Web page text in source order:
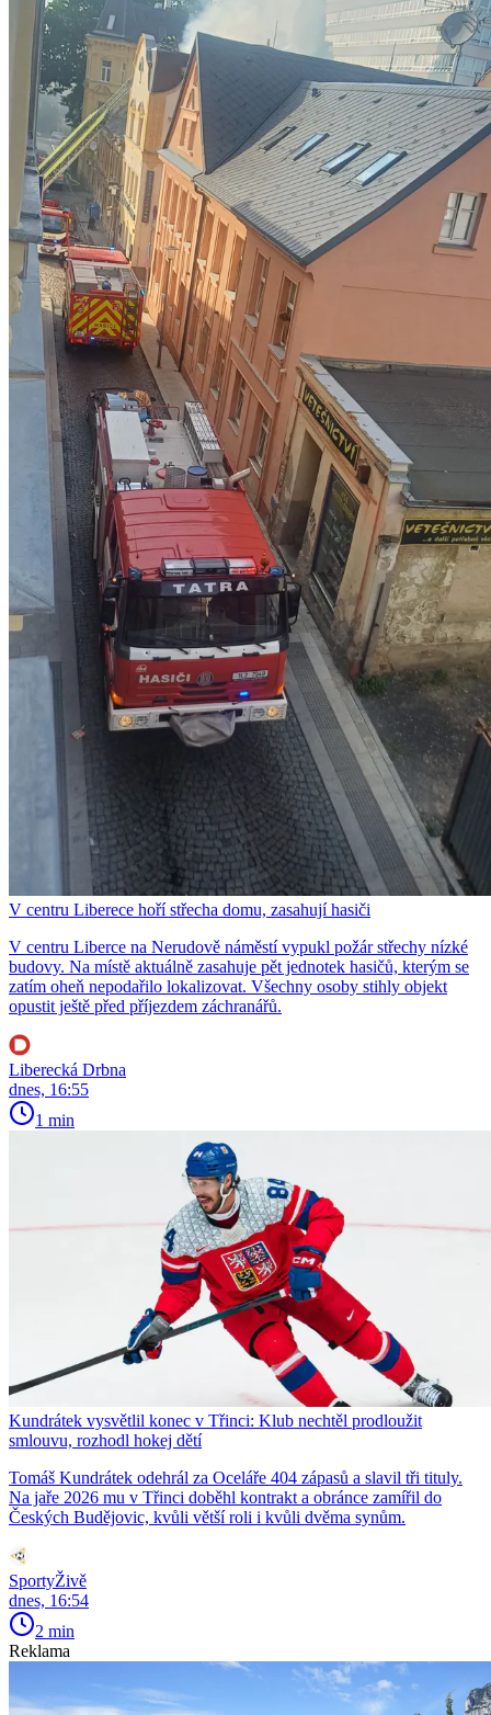
V centru Liberece hoří střecha domu, zasahují hasiči
V centru Liberce na Nerudově náměstí vypukl požár střechy nízké
budovy. Na místě aktuálně zasahuje pět jednotek hasičů, kterým se
zatím oheň nepodařilo lokalizovat. Všechny osoby stihly objekt
opustit ještě před příjezdem záchranářů.
Liberecká Drbna
dnes, 16:55
1 min
Kundrátek vysvětlil konec v Třinci: Klub nechtěl prodloužit
smlouvu, rozhodl hokej dětí
Tomáš Kundrátek odehrál za Oceláře 404 zápasů a slavil tři tituly.
Na jaře 2026 mu v Třinci doběhl kontrakt a obránce zamířil do
Českých Budějovic, kvůli větší roli i kvůli dvěma synům.
SportyŽivě
dnes, 16:54
2 min
Reklama